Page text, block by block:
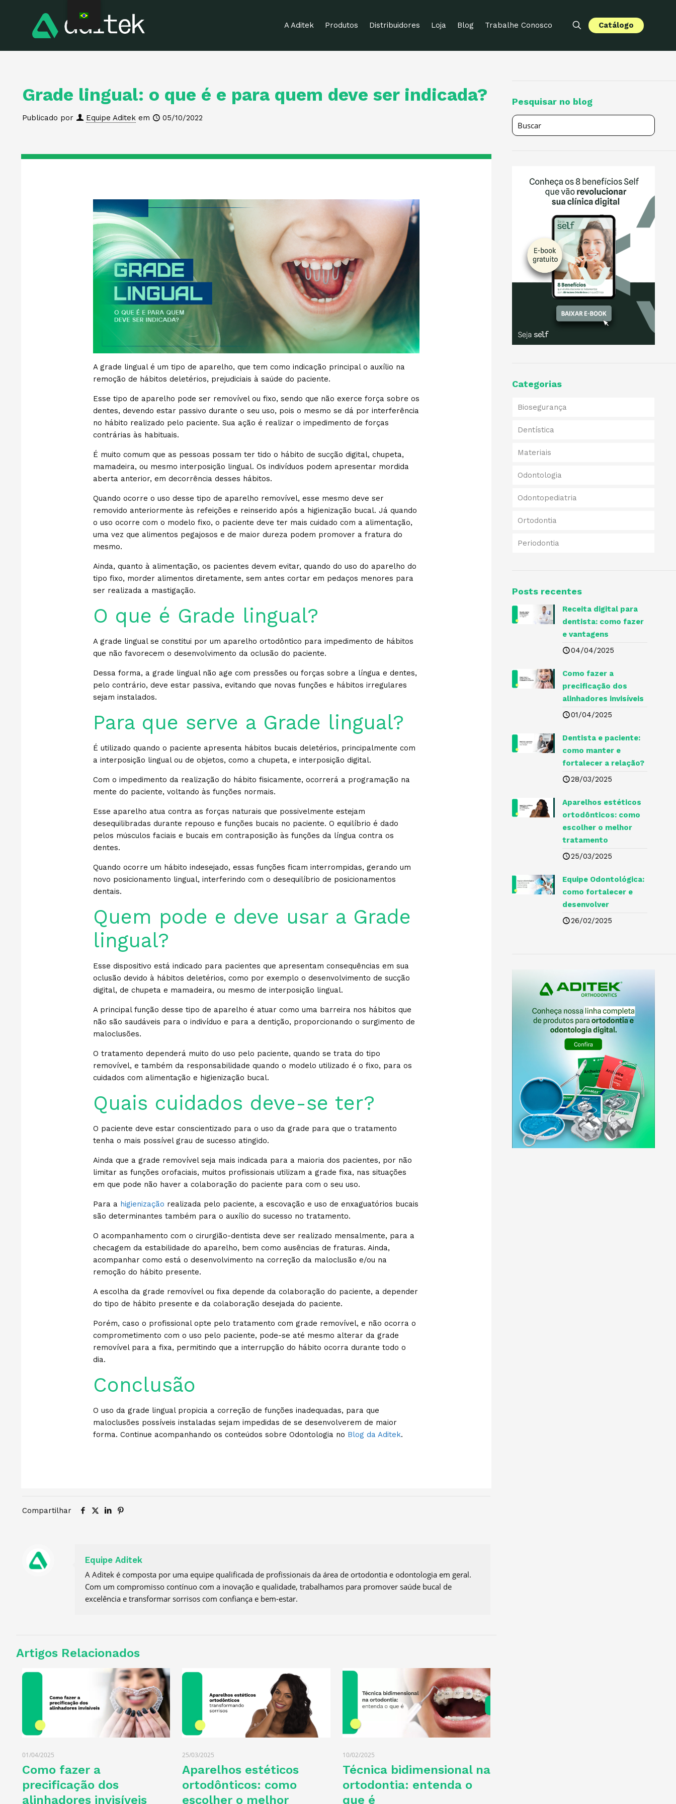
A Aditek Produtos Distribuidores Loja Blog Trabalhe Conosco Catálogo
Grade lingual: o que é e para quem deve ser indicada?
Publicado por Equipe Aditek em 05/10/2022
A grade lingual é um tipo de aparelho, que tem como indicação principal o auxílio na
remoção de hábitos deletérios, prejudiciais à saúde do paciente.
Esse tipo de aparelho pode ser removível ou fixo, sendo que não exerce força sobre os
dentes, devendo estar passivo durante o seu uso, pois o mesmo se dá por interferência
no hábito realizado pelo paciente. Sua ação é realizar o impedimento de forças
contrárias às habituais.
É muito comum que as pessoas possam ter tido o hábito de sucção digital, chupeta,
mamadeira, ou mesmo interposição lingual. Os indivíduos podem apresentar mordida
aberta anterior, em decorrência desses hábitos.
Quando ocorre o uso desse tipo de aparelho removível, esse mesmo deve ser
removido anteriormente às refeições e reinserido após a higienização bucal. Já quando
o uso ocorre com o modelo fixo, o paciente deve ter mais cuidado com a alimentação,
uma vez que alimentos pegajosos e de maior dureza podem promover a fratura do
mesmo.
Ainda, quanto à alimentação, os pacientes devem evitar, quando do uso do aparelho do
tipo fixo, morder alimentos diretamente, sem antes cortar em pedaços menores para
ser realizada a mastigação.
O que é Grade lingual?
A grade lingual se constitui por um aparelho ortodôntico para impedimento de hábitos
que não favorecem o desenvolvimento da oclusão do paciente.
Dessa forma, a grade lingual não age com pressões ou forças sobre a língua e dentes,
pelo contrário, deve estar passiva, evitando que novas funções e hábitos irregulares
sejam instalados.
Para que serve a Grade lingual?
É utilizado quando o paciente apresenta hábitos bucais deletérios, principalmente com
a interposição lingual ou de objetos, como a chupeta, e interposição digital.
Com o impedimento da realização do hábito fisicamente, ocorrerá a programação na
mente do paciente, voltando às funções normais.
Esse aparelho atua contra as forças naturais que possivelmente estejam
desequilibradas durante repouso e funções bucais no paciente. O equilíbrio é dado
pelos músculos faciais e bucais em contraposição às funções da língua contra os
dentes.
Quando ocorre um hábito indesejado, essas funções ficam interrompidas, gerando um
novo posicionamento lingual, interferindo com o desequilíbrio de posicionamentos
dentais.
Quem pode e deve usar a Grade
lingual?
Esse dispositivo está indicado para pacientes que apresentam consequências em sua
oclusão devido à hábitos deletérios, como por exemplo o desenvolvimento de sucção
digital, de chupeta e mamadeira, ou mesmo de interposição lingual.
A principal função desse tipo de aparelho é atuar como uma barreira nos hábitos que
não são saudáveis para o indivíduo e para a dentição, proporcionando o surgimento de
maloclusões.
O tratamento dependerá muito do uso pelo paciente, quando se trata do tipo
removível, e também da responsabilidade quando o modelo utilizado é o fixo, para os
cuidados com alimentação e higienização bucal.
Quais cuidados deve-se ter?
O paciente deve estar conscientizado para o uso da grade para que o tratamento
tenha o mais possível grau de sucesso atingido.
Ainda que a grade removível seja mais indicada para a maioria dos pacientes, por não
limitar as funções orofaciais, muitos profissionais utilizam a grade fixa, nas situações
em que pode não haver a colaboração do paciente para com o seu uso.
Para a higienização realizada pelo paciente, a escovação e uso de enxaguatórios bucais
são determinantes também para o auxílio do sucesso no tratamento.
O acompanhamento com o cirurgião-dentista deve ser realizado mensalmente, para a
checagem da estabilidade do aparelho, bem como ausências de fraturas. Ainda,
acompanhar como está o desenvolvimento na correção da maloclusão e/ou na
remoção do hábito presente.
A escolha da grade removível ou fixa depende da colaboração do paciente, a depender
do tipo de hábito presente e da colaboração desejada do paciente.
Porém, caso o profissional opte pelo tratamento com grade removível, e não ocorra o
comprometimento com o uso pelo paciente, pode-se até mesmo alterar da grade
removível para a fixa, permitindo que a interrupção do hábito ocorra durante todo o
dia.
Conclusão
O uso da grade lingual propicia a correção de funções inadequadas, para que
maloclusões possíveis instaladas sejam impedidas de se desenvolverem de maior
forma. Continue acompanhando os conteúdos sobre Odontologia no Blog da Aditek.
Compartilhar
Equipe Aditek
A Aditek é composta por uma equipe qualificada de profissionais da área de ortodontia e odontologia em geral.
Com um compromisso contínuo com a inovação e qualidade, trabalhamos para promover saúde bucal de
excelência e transformar sorrisos com confiança e bem-estar.
Artigos Relacionados
01/04/2025
Como fazer a
precificação dos
alinhadores invisíveis
25/03/2025
Aparelhos estéticos
ortodônticos: como
escolher o melhor
10/02/2025
Técnica bidimensional na
ortodontia: entenda o
que é
Pesquisar no blog
Categorias
Biosegurança
Dentística
Materiais
Odontologia
Odontopediatria
Ortodontia
Periodontia
Posts recentes
Receita digital para
dentista​: como fazer
e vantagens
04/04/2025
Como fazer a
precificação dos
alinhadores invisíveis
01/04/2025
Dentista e paciente:
como manter e
fortalecer a relação?
28/03/2025
Aparelhos estéticos
ortodônticos: como
escolher o melhor
tratamento
25/03/2025
Equipe Odontológica:
como fortalecer e
desenvolver
26/02/2025